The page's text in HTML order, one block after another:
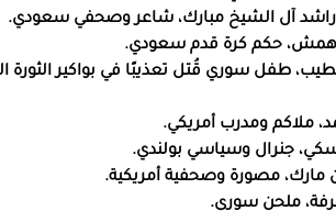
ملاكم ومدرب أمريكي.
جنرال وسياسي بولندي.